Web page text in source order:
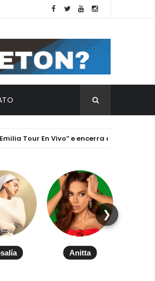
En Vivo” e encerra a histórica Era ".mp3"
Anitta
❯